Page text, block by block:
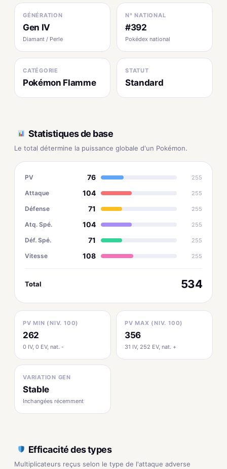
GÉNÉRATION
Gen IV
Diamant / Perle
N° NATIONAL
#392
Pokédex national
CATÉGORIE
Pokémon Flamme
STATUT
Standard
Statistiques de base
Le total détermine la puissance globale d'un Pokémon.
PV 76 255
Attaque 104 255
Défense 71 255
Atq. Spé. 104 255
Déf. Spé. 71 255
Vitesse 108 255
Total 534
PV MIN (NIV. 100)
262
0 IV, 0 EV, nat. -
PV MAX (NIV. 100)
356
31 IV, 252 EV, nat. +
VARIATION GEN
Stable
Inchangées récemment
Efficacité des types
Multiplicateurs reçus selon le type de l'attaque adverse